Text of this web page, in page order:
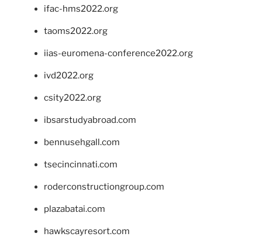
ifac-hms2022.org
taoms2022.org
iias-euromena-conference2022.org
ivd2022.org
csity2022.org
ibsarstudyabroad.com
bennusehgall.com
tsecincinnati.com
roderconstructiongroup.com
plazabatai.com
hawkscayresort.com